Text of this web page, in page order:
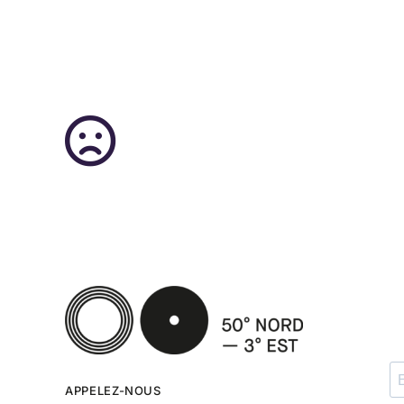
APPELEZ-NOUS